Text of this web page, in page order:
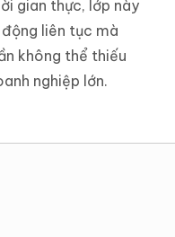
gian thực, lớp này
liên tục mà
không thể thiếu
nghiệp lớn.